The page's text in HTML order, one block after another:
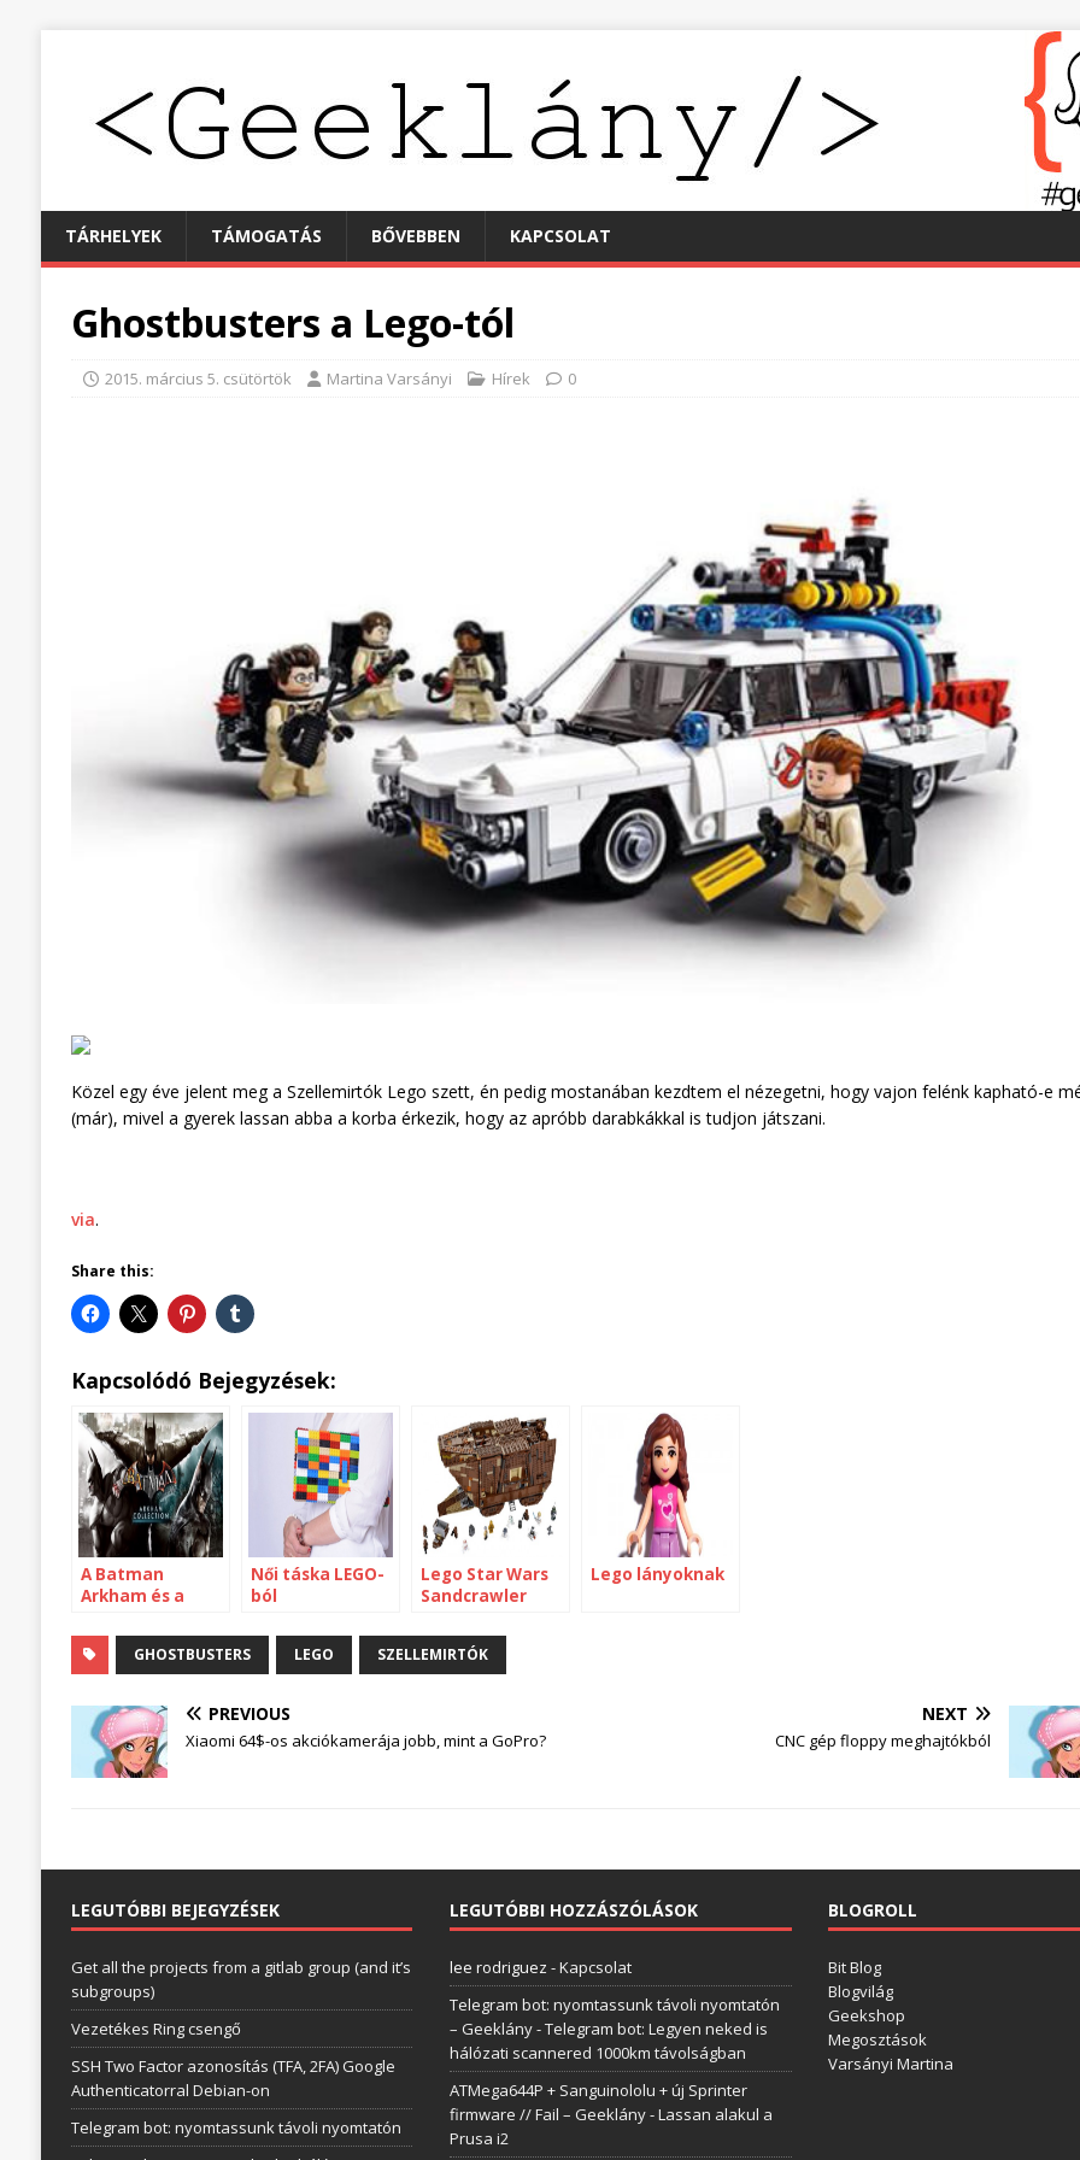
TÁRHELYEK TÁMOGATÁS BŐVEBBEN KAPCSOLAT
Ghostbusters a Lego-tól
2015. március 5. csütörtök Martina Varsányi Hírek 0
Közel egy éve jelent meg a Szellemirtók Lego szett, én pedig mostanában kezdtem el nézegetni, hogy vajon felénk kapható-e
(már), mivel a gyerek lassan abba a korba érkezik, hogy az apróbb darabkákkal is tudjon játszani.
via.
Share this:
Kapcsolódó Bejegyzések:
A Batman
Arkham és a
ingyenesek egy
héten át az Epic
Női táska LEGO-
ból
Lego Star Wars
Sandcrawler
Lego lányoknak
GHOSTBUSTERS LEGO SZELLEMIRTÓK
PREVIOUS
Xiaomi 64$-os akciókamerája jobb, mint a GoPro?
NEXT
CNC gép floppy meghajtókból
LEGUTÓBBI BEJEGYZÉSEK
Get all the projects from a gitlab group (and it’s
subgroups)
Vezetékes Ring csengő
SSH Two Factor azonosítás (TFA, 2FA) Google
Authenticatorral Debian-on
Telegram bot: nyomtassunk távoli nyomtatón
LEGUTÓBBI HOZZÁSZÓLÁSOK
lee rodriguez -Kapcsolat
Telegram bot: nyomtassunk távoli nyomtatón
– Geeklány-Telegram bot: Legyen neked is
hálózati scannered 1000km távolságban
ATMega644P + Sanguinololu + új Sprinter
firmware // Fail – Geeklány-Lassan alakul a
Prusa i2
BLOGROLL
Bit Blog
Blogvilág
Geekshop
Megosztások
Varsányi Martina